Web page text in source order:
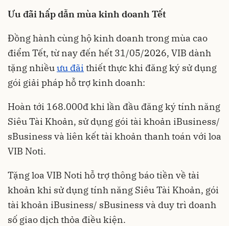
Ưu đãi hấp dẫn mùa kinh doanh Tết
Đồng hành cùng hộ kinh doanh trong mùa cao
điểm Tết, từ nay đến hết 31/05/2026, VIB dành
tặng nhiềuưu đãi thiết thực khi đăng ký sử dụng
gói giải pháp hỗ trợ kinh doanh:
Hoàn tới 168.000đ khi lần đầu đăng ký tính năng
Siêu Tài Khoản, sử dụng gói tài khoản iBusiness/
sBusiness và liên kết tài khoản thanh toán với loa
VIB Noti.
Tặng loa VIB Noti hỗ trợ thông báo tiền về tài
khoản khi sử dụng tính năng Siêu Tài Khoản, gói
tài khoản iBusiness/ sBusiness và duy trì doanh
số giao dịch thỏa điều kiện.